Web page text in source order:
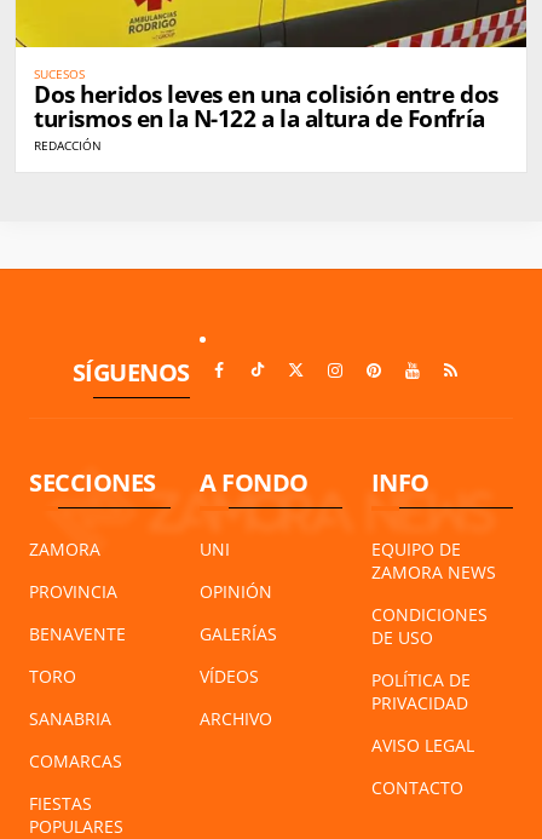
SUCESOS
Dos heridos leves en una colisión entre dos
turismos en la N-122 a la altura de Fonfría
REDACCIÓN
SÍGUENOS
SECCIONES
ZAMORA
PROVINCIA
BENAVENTE
TORO
SANABRIA
COMARCAS
FIESTAS
POPULARES
A FONDO
UNI
OPINIÓN
GALERÍAS
VÍDEOS
ARCHIVO
INFO
EQUIPO DE
ZAMORA NEWS
CONDICIONES
DE USO
POLÍTICA DE
PRIVACIDAD
AVISO LEGAL
CONTACTO